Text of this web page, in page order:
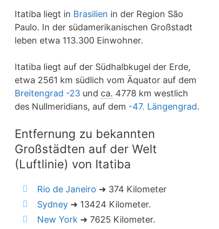
Itatiba liegt in Brasilien in der Region São
Paulo. In der südamerikanischen Großstadt
leben etwa 113.300 Einwohner.
Itatiba liegt auf der Südhalbkugel der Erde,
etwa 2561 km südlich vom Äquator auf dem
Breitengrad -23 und ca. 4778 km westlich
des Nullmeridians, auf dem -47. Längengrad.
Entfernung zu bekannten
Großstädten auf der Welt
(Luftlinie) von Itatiba
Rio de Janeiro ➜ 374 Kilometer
Sydney ➜ 13424 Kilometer.
New York ➜ 7625 Kilometer.